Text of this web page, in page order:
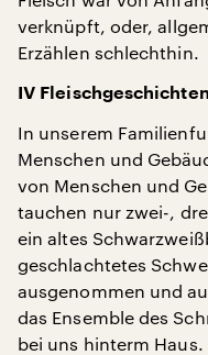
verknüpft, oder,
Erzählen schlechthin.
IV Fleischgeschichten
In unserem
Menschen und
von Menschen und
tauchen nur zwei-,
ein altes
geschlachtetes
ausgenommen und
das Ensemble des
bei uns hinterm